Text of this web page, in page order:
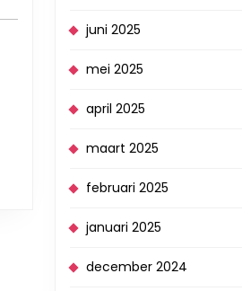
juni 2025
mei 2025
april 2025
maart 2025
februari 2025
januari 2025
december 2024